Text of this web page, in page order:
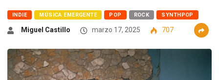
INDIE MÚSICA EMERGENTE POP ROCK SYNTHPOP
Miguel Castillo marzo 17, 2025 707